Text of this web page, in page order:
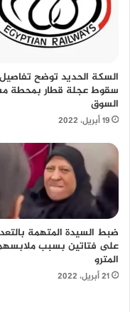
السكة الحديد توضح تفاصيل
سقوط عجلة قطار بمحطة
السوق
19 أبريل، 2022
ضبط السيدة المتهمة
على فتاتين بسبب
المترو
21 أبريل، 2022